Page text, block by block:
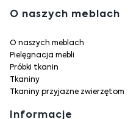
O naszych meblach
O naszych meblach
Pielęgnacja mebli
Próbki tkanin
Tkaniny
Tkaniny przyjazne zwierzętom
Informacje